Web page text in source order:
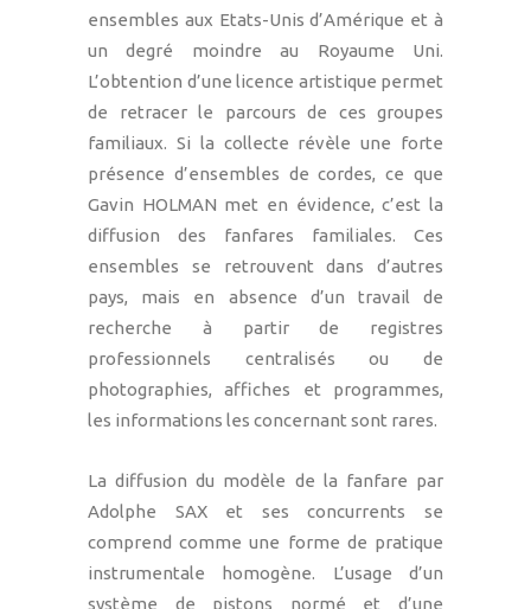
ensembles aux Etats-Unis d’Amérique et à
un degré moindre au Royaume Uni.
L’obtention d’une licence artistique permet
de retracer le parcours de ces groupes
familiaux. Si la collecte révèle une forte
présence d’ensembles de cordes, ce que
Gavin HOLMAN met en évidence, c’est la
diffusion des fanfares familiales. Ces
ensembles se retrouvent dans d’autres
pays, mais en absence d’un travail de
recherche à partir de registres
professionnels centralisés ou de
photographies, affiches et programmes,
les informations les concernant sont rares.
La diffusion du modèle de la fanfare par
Adolphe SAX et ses concurrents se
comprend comme une forme de pratique
instrumentale homogène. L’usage d’un
système de pistons normé et d’une